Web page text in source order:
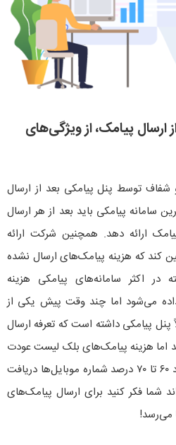
ارسال پیامک، از ویژگی‌های
شفاف توسط پنل پیامکی بعد از ارسال
سامانه پیامکی باید بعد از هر ارسال
ارائه دهد. همچنین شرکت ارائه
کند که هزینه پیامک‌های ارسال نشده
در اکثر سامانه‌های پیامکی هزینه
می‌شود اما چند وقت پیش یکی از
پنل پیامکی داشته است که تعرفه ارسال
می‌شد اما هزینه پیامک‌های بلک لیست عودت
داده نمی‌شد! از آنجایی که حدود ۶۰ تا ۷۰ درصد شماره موبایل‌ها دریافت
شما فکر کنید برای ارسال پیامک‌های